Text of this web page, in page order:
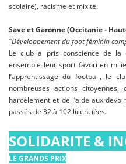
scolaire), racisme et mixité.
Save et Garonne (Occitanie -
"Développement du foot féminin
Le club a pris conscience de
ensemble leur sport favori en
l’apprentissage du football, le
nombreuses actions
harcèlement et de l’aide aux
passés de 32 à 102 licenciées.
SOLIDARITE &
LE GRANDS PRIX